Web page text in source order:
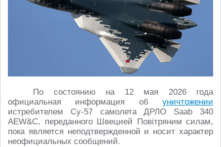
По состоянию на 12 мая 2026 года
официальная информация об уничтожении
истребителем Су-57 самолета ДРЛО Saab 340
AEW&C, переданного Швецией Повiтряним силам,
пока является неподтвержденной и носит характер
неофициальных сообщений.